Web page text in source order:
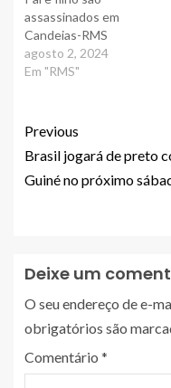
assassinados em
Candeias-RMS
agosto 2, 2024
Em "RMS"
Previous
Brasil jogará de preto
Guiné no próximo
Deixe um
O seu endereço de e-
obrigatórios são
Comentário *